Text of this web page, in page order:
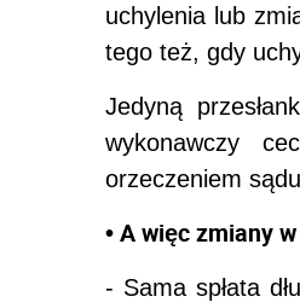
uchylenia lub
tego też, gdy
Jedyną
wykonawczy
orzeczeniem
• A więc zmiany
- Sama spłata